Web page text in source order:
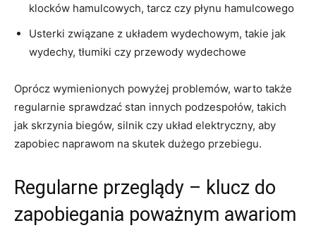
klocków hamulcowych,‍ tarcz czy płynu hamulcowego
Usterki ‌związane z układem wydechowym, takie jak
wydechy, tłumiki⁤ czy przewody ⁢wydechowe
Oprócz wymienionych powyżej problemów, ⁣warto⁤ także⁤
regularnie ‍sprawdzać‍ stan innych⁢ podzespołów,‍ takich‍
jak skrzynia biegów, silnik ⁢czy układ elektryczny, aby
⁤zapobiec​ naprawom​ na skutek dużego ​przebiegu.
Regularne przeglądy – klucz do
‌zapobiegania poważnym awariom